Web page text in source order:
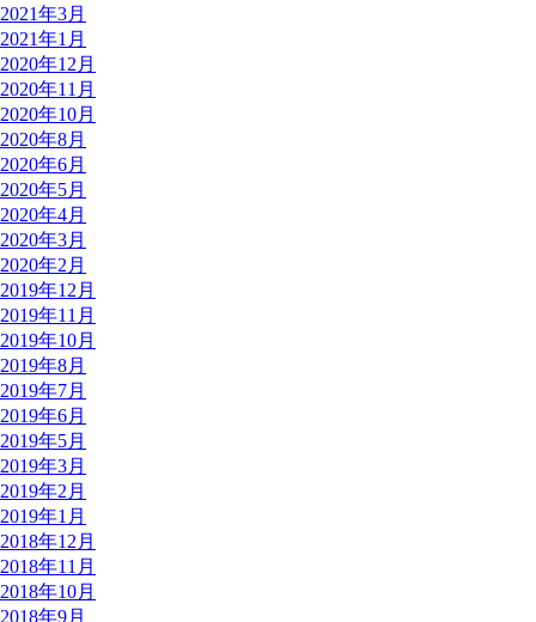
2021年3月
2021年1月
2020年12月
2020年11月
2020年10月
2020年8月
2020年6月
2020年5月
2020年4月
2020年3月
2020年2月
2019年12月
2019年11月
2019年10月
2019年8月
2019年7月
2019年6月
2019年5月
2019年3月
2019年2月
2019年1月
2018年12月
2018年11月
2018年10月
2018年9月